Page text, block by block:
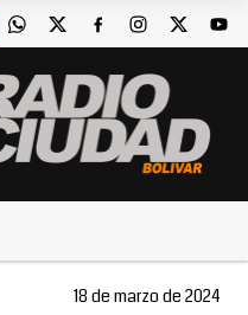
18 de marzo de 2024